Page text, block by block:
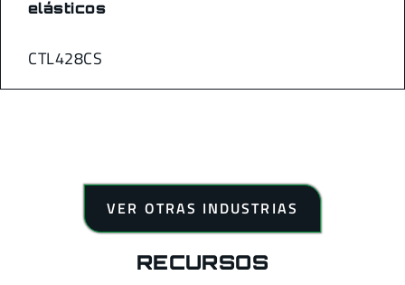
CTL428CS
elásticos
VER OTRAS INDUSTRIAS
RECURSOS